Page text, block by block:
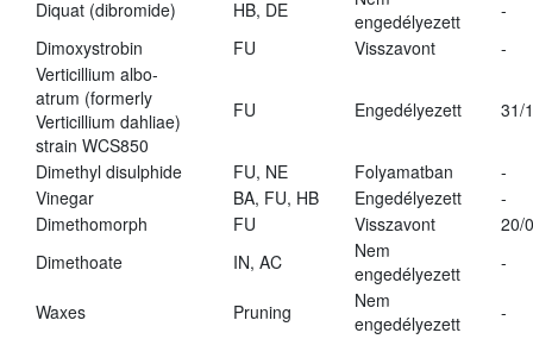
Diquat (dibromide) HB, DE
engedélyezett
-
Dimoxystrobin
FU Visszavont
-
Verticillium albo-
atrum (formerly
Verticillium dahliae)
strain WCS850
FU Engedélyezett 31/
Dimethyl disulphide FU, NE Folyamatban
-
Vinegar
BA, FU, HB Engedélyezett
-
Dimethomorph
FU Visszavont
20/
Dimethoate
IN, AC
Nem
engedélyezett
-
Waxes Pruning
Nem
engedélyezett
-